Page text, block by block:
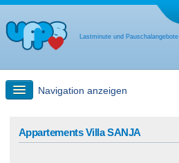
Lastminute und Pauschalangebote
Navigation anzeigen
Appartements Villa SANJA